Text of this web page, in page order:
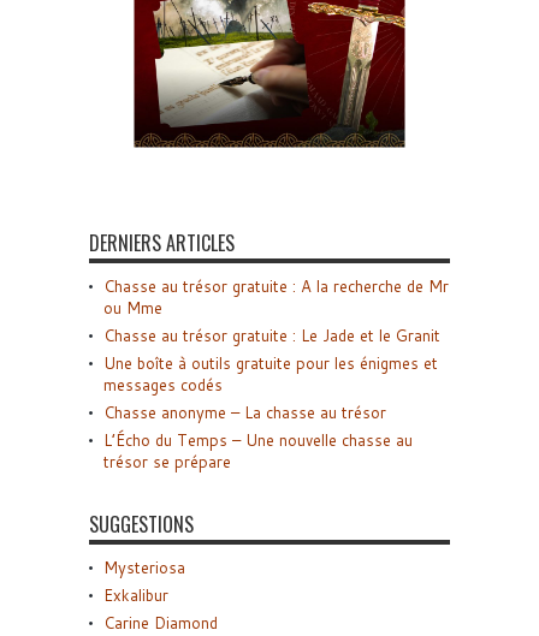
DERNIERS ARTICLES
Chasse au trésor gratuite : A la recherche de Mr
ou Mme
Chasse au trésor gratuite : Le Jade et le Granit
Une boîte à outils gratuite pour les énigmes et
messages codés
Chasse anonyme – La chasse au trésor
L’Écho du Temps – Une nouvelle chasse au
trésor se prépare
SUGGESTIONS
Mysteriosa
Exkalibur
Carine Diamond